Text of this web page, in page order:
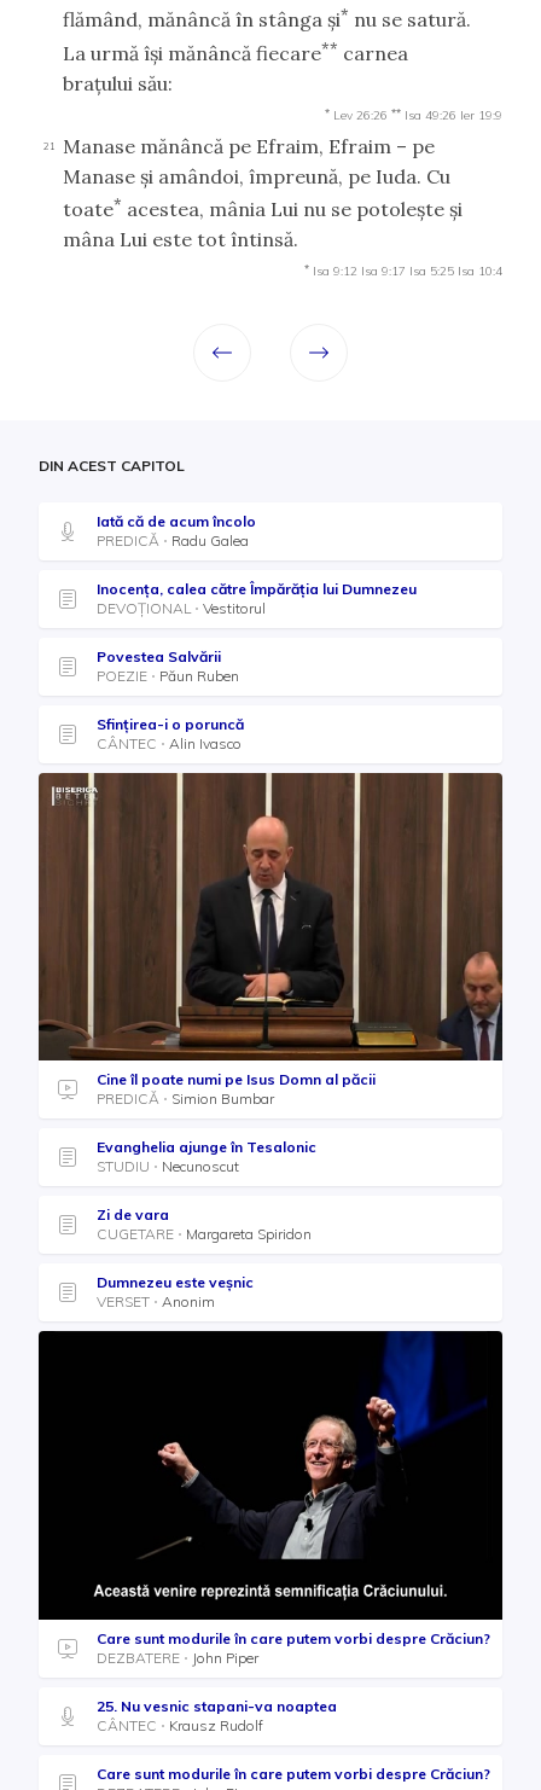
flămând, mănâncă în stânga şi* nu se satură.
La urmă îşi mănâncă fiecare** carnea
braţului său:
* Lev 26:26 ** Isa 49:26 Ier 19:9
21
Manase mănâncă pe Efraim, Efraim – pe
Manase şi amândoi, împreună, pe Iuda. Cu
toate* acestea, mânia Lui nu se potoleşte şi
mâna Lui este tot întinsă.
* Isa 9:12 Isa 9:17 Isa 5:25 Isa 10:4
DIN ACEST CAPITOL
Iată că de acum încolo
PREDICĂ
Radu Galea
Inocența, calea către Împărăția lui Dumnezeu
DEVOȚIONAL
Vestitorul
Povestea Salvării
POEZIE
Păun Ruben
Sfinţirea-i o poruncă
CÂNTEC
Alin Ivasco
Cine îl poate numi pe Isus Domn al păcii
PREDICĂ
Simion Bumbar
Evanghelia ajunge în Tesalonic
STUDIU
Necunoscut
Zi de vara
CUGETARE
Margareta Spiridon
Dumnezeu este veșnic
VERSET
Anonim
Care sunt modurile în care putem vorbi despre Crăciun?
DEZBATERE
John Piper
25. Nu vesnic stapani-va noaptea
CÂNTEC
Krausz Rudolf
Care sunt modurile în care putem vorbi despre Crăciun?